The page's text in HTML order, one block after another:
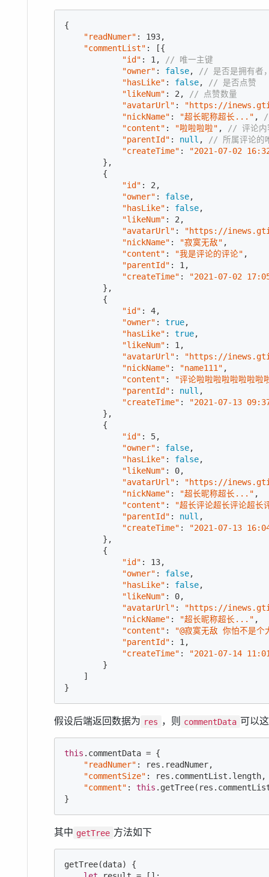
{
"readNumer" : 193,
"commentList" : [{
"id" : 1,
// 唯一主键
"owner" : false,
// 是否是拥有者
"hasLike" : false,
// 是否点赞
"likeNum" : 2,
// 点赞数量
"avatarUrl" :
"https://
"nickName" : "超长昵称超长..." ,
"content" : "啦啦啦啦" ,
// 评论内
"parentId" : null ,
// 所属评论的
"createTime" :
"2021-07-02
        },
        {
"id" : 2,
"owner" : false,
"hasLike" : false,
"likeNum" : 2,
"avatarUrl" :
"https://
"nickName" : "寂寞无敌" ,
"content" : "我是评论的评论" ,
"parentId" : 1,
"createTime" :
"2021-07-02
        },
        {
"id" : 4,
"owner" : true,
"hasLike" : true,
"likeNum" : 1,
"avatarUrl" :
"https://
"nickName" : "name111" ,
"content" :
"评论啦啦啦啦啦啦啦啦
"parentId" : null ,
"createTime" :
"2021-07-13
        },
        {
"id" : 5,
"owner" : false,
"hasLike" : false,
"likeNum" : 0,
"avatarUrl" :
"https://
"nickName" : "超长昵称超长..." ,
"content" :
"超长评论超长评论超长
"parentId" : null ,
"createTime" :
"2021-07-13
        },
        {
"id" : 13,
"owner" : false,
"hasLike" : false,
"likeNum" : 0,
"avatarUrl" :
"https://
"nickName" : "超长昵称超长..." ,
"content" :
"@寂寞无敌 你怕不是个
"parentId" : 1,
"createTime" :
"2021-07-14
        }
    ]
}
假设后端返回数据为 res ，则 commentData 可以
this .commentData = {
"readNumer" : res.readNumer,
"commentSize" : res.commentList.length,
"comment" : this
}
其中 getTree 方法如下
getTree(data) {